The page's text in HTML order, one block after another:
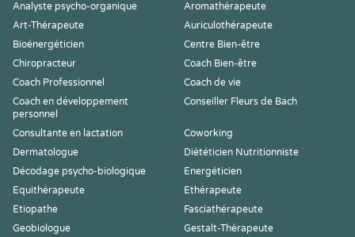
Analyste psycho-organique
Aromathérapeute
Art-Thérapeute
Auriculothérapeute
Bioénergéticien
Centre Bien-être
Chiropracteur
Coach Bien-être
Coach Professionnel
Coach de vie
Coach en développement
personnel
Conseiller Fleurs de Bach
Consultante en lactation
Coworking
Dermatologue
Diététicien Nutritionniste
Décodage psycho-biologique
Energéticien
Equithérapeute
Ethérapeute
Etiopathe
Fasciathérapeute
Geobiologue
Gestalt-Thérapeute